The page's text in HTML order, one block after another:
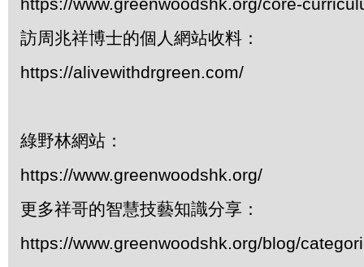
訪周兆祥博士的個人網站收料：
https://alivewithdrgreen.com/
綠野林網站：
https://www.greenwoodshk.org/
更多祥哥的智慧技藝知識分享：
https://www.greenwoodshk.org/blog/